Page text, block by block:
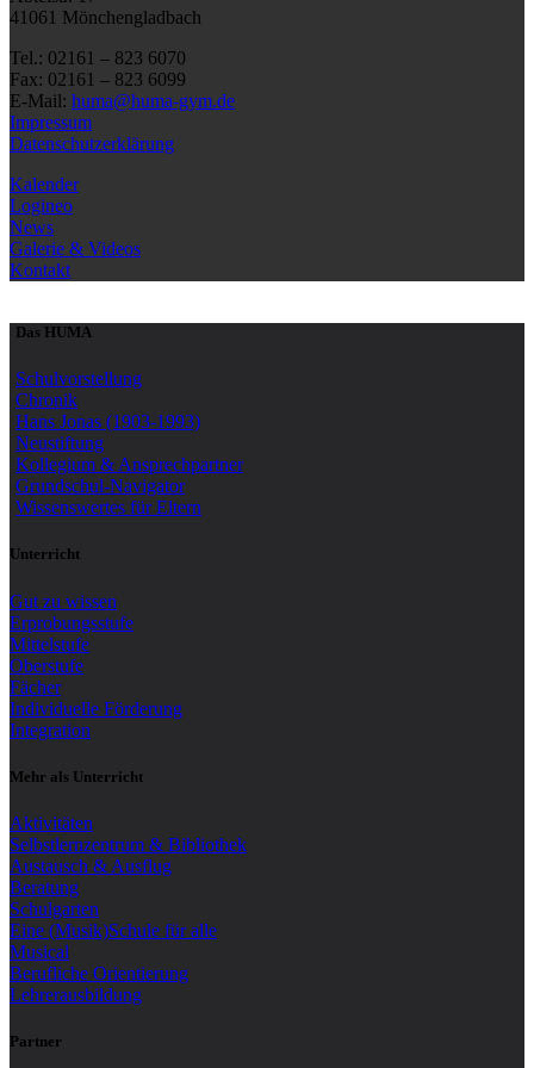
41061 Mönchengladbach
Tel.: 02161 – 823 6070
Fax: 02161 – 823 6099
E-Mail: huma@huma-gym.de
Impressum
Datenschutzerklärung
Kalender
Logineo
News
Galerie & Videos
Kontakt
Das HUMA
Schulvorstellung
Chronik
Hans Jonas (1903-1993)
Neustiftung
Kollegium & Ansprechpartner
Grundschul-Navigator
Wissenswertes für Eltern
Unterricht
Gut zu wissen
Erprobungsstufe
Mittelstufe
Oberstufe
Fächer
Individuelle Förderung
Integration
Mehr als Unterricht
Aktivitäten
Selbstlernzentrum & Bibliothek
Austausch & Ausflug
Beratung
Schulgarten
Eine (Musik)Schule für alle
Musical
Berufliche Orientierung
Lehrerausbildung
Partner